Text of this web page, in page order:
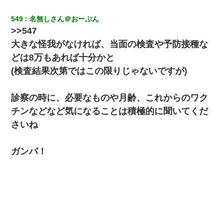
549 名無しさん＠おーぷん
>>547
大きな怪我がなければ、当面の検査や予防接種な
どは8万もあれば十分かと
(検査結果次第ではこの限りじゃないですが)
診察の時に、必要なものや月齢、これからのワク
チンなどなど気になることは積極的に聞いてくだ
さいね
ガンバ！